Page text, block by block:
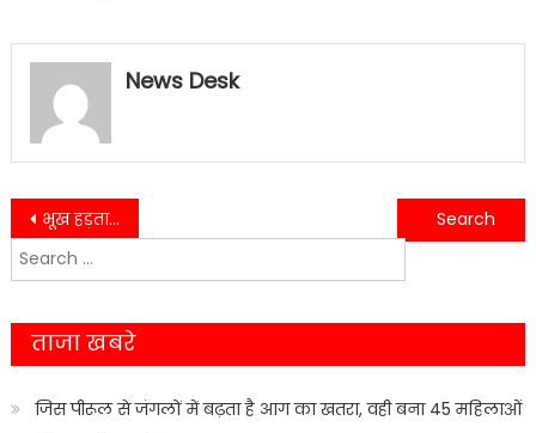
News Desk
Post
navigation
भूख हड़ताल पर बैठे क्षेत्रीय पंचायत सदस्य अनुज पाठक और ग्राम प्रधान दीपक मिश्रा…
10 ग्राम स्मैक के साथ एक स्मैक तस्कर एसओजी ने किया गिरफ्तार….
Search
for:
ताजा खबरे
जिस पीरूल से जंगलों में बढ़ता है आग का खतरा, वही बना 45 महिलाओं